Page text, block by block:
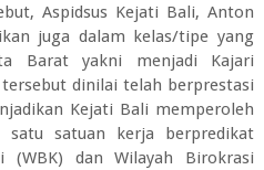
Aspidsus Kejati Bali, Anton
juga dalam kelas/tipe yang
Barat yakni menjadi Kajari
tersebut dinilai telah berprestasi
Kejati Bali memperoleh
satu satuan kerja berpredikat
(WBK) dan Wilayah Birokrasi